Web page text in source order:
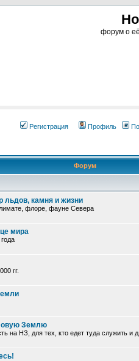
форум о
Регистрация Профиль
Форум
льдов, камня и жизни
флоре, фауне Севера
мира
гг.
Землю
на НЗ, для тех, кто едет туда служить и